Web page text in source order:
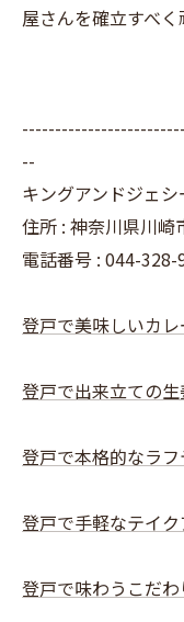
屋さんを確立すべく
--
キングアンドジェシ
住所 : 神奈川県川
電話番号 : 044-328-
登戸で美味しいカ
登戸で出来立ての生
登戸で本格的なラ
登戸で手軽なテイ
登戸で味わうこだ